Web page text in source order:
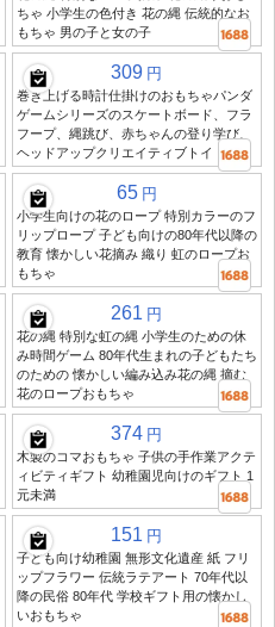
ちゃ 小学生の色付き 花の縄 伝統的なお
もちゃ 男の子と女の子
309 円
巻き上げる時計仕掛けのおもちゃパンダ
ゲームシリーズのスケートボード、フラ
フープ、縄跳び、赤ちゃんの登り学び、
ヘッドアップクリエイティブトイ
65 円
小学生向けの花のロープ 特別カラーのフ
リップロープ 子ども向けの80年代以降の
教育 懐かしい花摘み 織り 虹のロープお
もちゃ
261 円
花の縄 特別な虹の縄 小学生のための休
み時間ゲーム 80年代生まれの子どもたち
のための 懐かしい編み込み花の縄 摘む
花のロープおもちゃ
374 円
木製のコマおもちゃ 子供の手作業アクテ
ィビティギフト 幼稚園児向けのギフト 1
元未満
151 円
子ども向け幼稚園 無形文化遺産 紙 フリ
ップフラワー 伝統ラテアート 70年代以
降の民俗 80年代 学校ギフト用の懐かし
いおもちゃ